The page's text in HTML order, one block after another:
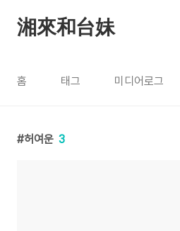
湘來和台妹
홈 태그 미디어로그
허여운 3